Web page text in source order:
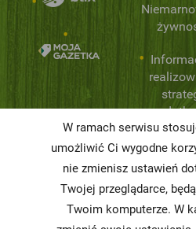
W ramach serwisu
umożliwić Ci wygodne
nie zmienisz ustawień
Twojej przeglądarce,
Twoim komputerze. W